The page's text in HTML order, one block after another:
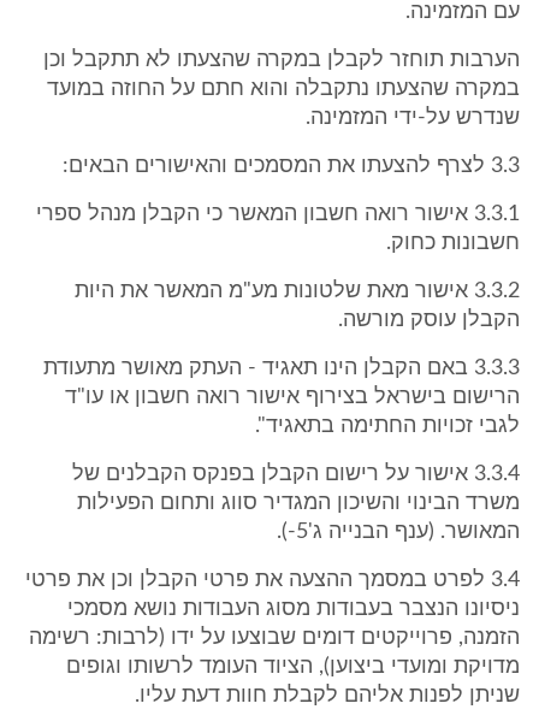
עם המזמינה.
הערבות תוחזר לקבלן במקרה שהצעתו לא תתקבל וכן
במקרה שהצעתו נתקבלה והוא חתם על החוזה במועד
שנדרש על-ידי המזמינה.
3.3 לצרף להצעתו את המסמכים והאישורים הבאים:
3.3.1 אישור רואה חשבון המאשר כי הקבלן מנהל ספרי
חשבונות כחוק.
3.3.2 אישור מאת שלטונות מע"מ המאשר את היות
הקבלן עוסק מורשה.
3.3.3 באם הקבלן הינו תאגיד - העתק מאושר מתעודת
הרישום בישראל בצירוף אישור רואה חשבון או עו"ד
לגבי זכויות החתימה בתאגיד".
3.3.4 אישור על רישום הקבלן בפנקס הקבלנים של
משרד הבינוי והשיכון המגדיר סווג ותחום הפעילות
המאושר. (ענף הבנייה ג'5-).
3.4 לפרט במסמך ההצעה את פרטי הקבלן וכן את פרטי
ניסיונו הנצבר בעבודות מסוג העבודות נושא מסמכי
הזמנה, פרוייקטים דומים שבוצעו על ידו (לרבות: רשימה
מדויקת ומועדי ביצוען), הציוד העומד לרשותו וגופים
שניתן לפנות אליהם לקבלת חוות דעת עליו.